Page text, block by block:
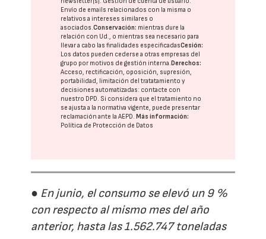
Envío de emails relacionados con la misma o
relativos a intereses similares o
asociados.Conservación: mientras dure la
relación con Ud., o mientras sea necesario para
llevar a cabo las finalidades especificadasCesión:
Los datos pueden cederse a otras empresas del
grupo por motivos de gestión interna. Derechos:
Acceso, rectificación, oposición, supresión,
portabilidad, limitación del tratatamiento y
decisiones automatizadas: contacte con
nuestro DPD. Si considera que el tratamiento no
se ajusta a la normativa vigente, puede presentar
reclamación ante laAEPD. Más información:
Política de Protección de Datos
● En junio, el consumo se elevó un 9 %
con respecto al mismo mes del año
anterior, hasta las 1.562.747 toneladas